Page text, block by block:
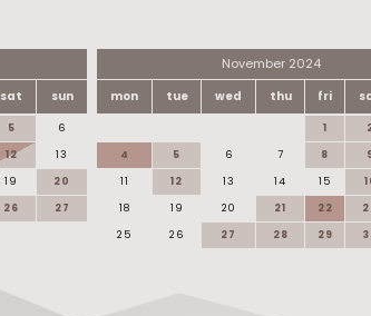
sat sun
5
6
12
13
19
20
26
27
November 2024
mon tue wed thu fri
1
4
5 6 7 8
11
12 13 14 15
18
19 20 21 22
25
26 27 28 29